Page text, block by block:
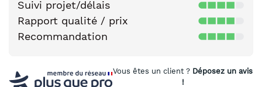
Suivi projet/délais
Rapport qualité / prix
Recommandation
Vous êtes un client ? Déposez un avis
!